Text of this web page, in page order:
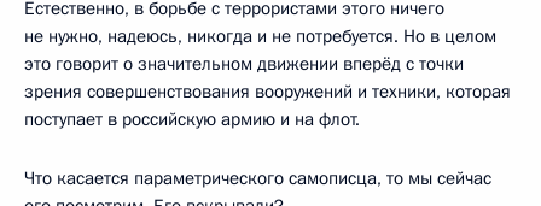
Естественно, в борьбе с террористами этого ничего
не нужно, надеюсь, никогда и не потребуется. Но в целом
это говорит о значительном движении вперёд с точки
зрения совершенствования вооружений и техники, которая
поступает в российскую армию и на флот.
Что касается параметрического самописца, то мы сейчас